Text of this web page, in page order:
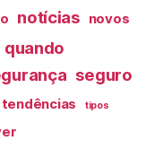
notícias novos
quando
seguro
tendências tipos